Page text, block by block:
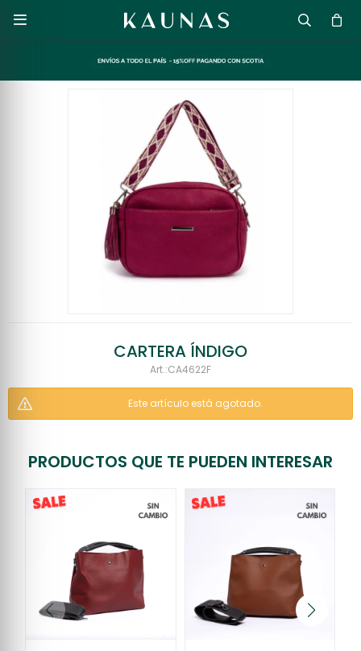

CARTERA ÍNDIGO
CA4622F
Este artículo está agotado.
PRODUCTOS QUE TE PUEDEN INTERESAR